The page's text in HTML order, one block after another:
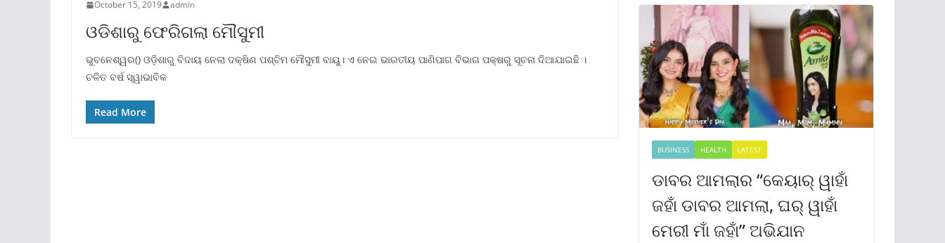
October 15, 2019 admin
ଓଡିଶାରୁ ଫେରିଗଲା ମୌସୁମୀ
ଭୁବନେଶ୍ୱର() ଓଡ଼ିଶାରୁ ବିଦାୟ ନେଲା ଦକ୍ଷିଣ ପଶ୍ଚିମ ମୌସୁମୀ ବାୟୁ। ଏ ନେଇ ଭାରତୀୟ ପାଣିପାଗ ବିଭାଗ ପକ୍ଷରୁ ସୂଚନା ଦିଆଯାଇଛି ।
ଚଳିତ ବର୍ଷ ସ୍ୱାଭାବିକ
Read More
BUSINESS HEALTH LATEST
ଡାବର ଆମଲାର “କେୟାର୍ ୱାହାଁ
ଜହାଁ ଡାବର ଆମଲା, ଘର୍ ୱାହାଁ
ମେରୀ ମାଁ ଜହାଁ” ଅଭିଯାନ